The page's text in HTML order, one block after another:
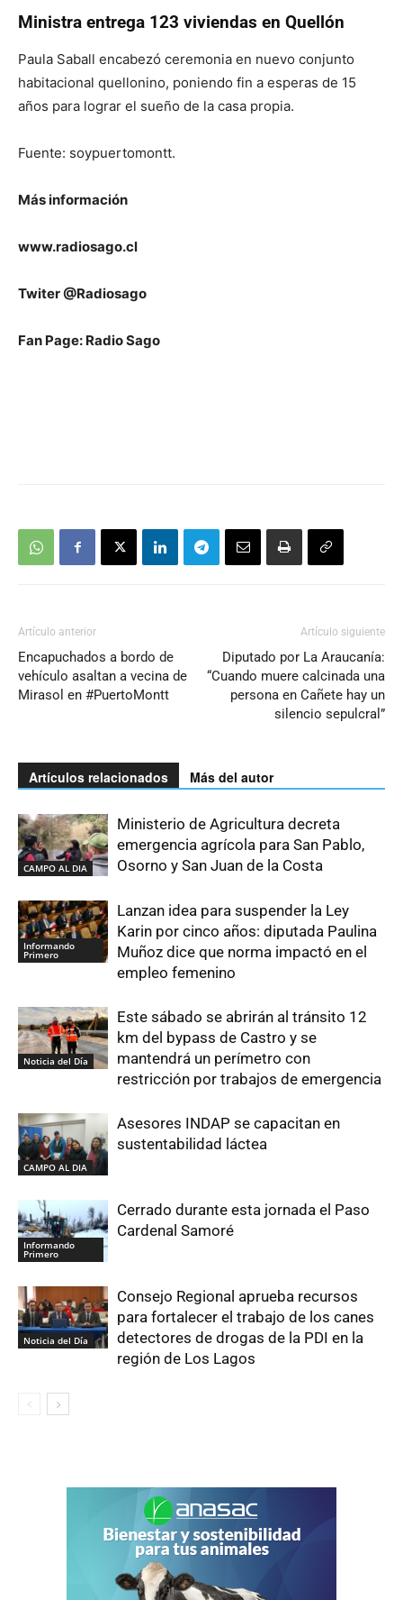
Ministra entrega 123 viviendas en Quellón
Paula Saball encabezó ceremonia en nuevo conjunto
habitacional quellonino, poniendo fin a esperas de 15
años para lograr el sueño de la casa propia.
Fuente: soypuertomontt.
Más información
www.radiosago.cl
Twiter @Radiosago
Fan Page: Radio Sago
Artículo anterior
Encapuchados a bordo de
vehículo asaltan a vecina de
Mirasol en #PuertoMontt
Artículo siguiente
Diputado por La Araucanía:
“Cuando muere calcinada una
persona en Cañete hay un
silencio sepulcral”
Artículos relacionados Más del autor
CAMPO AL DIA
Ministerio de Agricultura decreta
emergencia agrícola para San Pablo,
Osorno y San Juan de la Costa
Informando
Primero
Lanzan idea para suspender la Ley
Karin por cinco años: diputada Paulina
Muñoz dice que norma impactó en el
empleo femenino
Noticia del Día
Este sábado se abrirán al tránsito 12
km del bypass de Castro y se
mantendrá un perímetro con
restricción por trabajos de emergencia
CAMPO AL DIA
Asesores INDAP se capacitan en
sustentabilidad láctea
Informando
Primero
Cerrado durante esta jornada el Paso
Cardenal Samoré
Noticia del Día
Consejo Regional aprueba recursos
para fortalecer el trabajo de los canes
detectores de drogas de la PDI en la
región de Los Lagos